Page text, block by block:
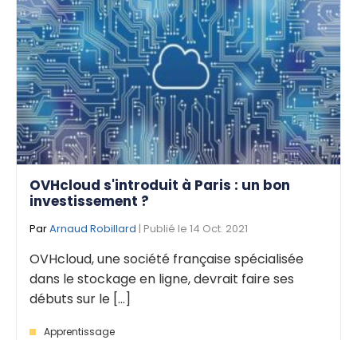
OVHcloud s'introduit à Paris : un bon
investissement ?
ParArnaud Robillard | Publié le 14 Oct. 2021
OVHcloud, une société française spécialisée
dans le stockage en ligne, devrait faire ses
débuts sur le [...]
Apprentissage